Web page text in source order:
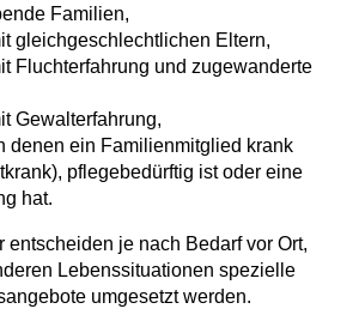
Familien,
gleichgeschlechtlichen Eltern,
Fluchterfahrung und zugewanderte
Gewalterfahrung,
denen ein Familienmitglied krank
pflegebedürftig ist oder eine
hat.
entscheiden je nach Bedarf vor Ort,
Lebenssituationen spezielle
umgesetzt werden.